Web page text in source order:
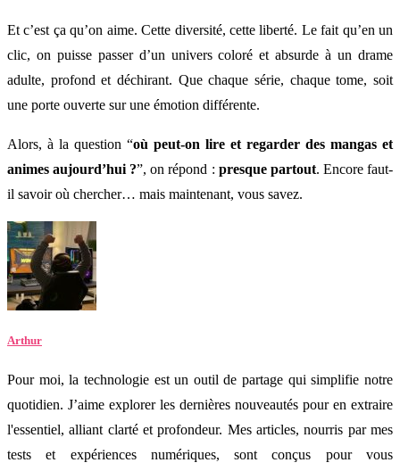
Et c’est ça qu’on aime. Cette diversité, cette liberté. Le fait qu’en un
clic, on puisse passer d’un univers coloré et absurde à un drame
adulte, profond et déchirant. Que chaque série, chaque tome, soit
une porte ouverte sur une émotion différente.
Alors, à la question “où peut-on lire et regarder des mangas et
animes aujourd’hui ?”, on répond : presque partout. Encore faut-
il savoir où chercher… mais maintenant, vous savez.
Arthur
Pour moi, la technologie est un outil de partage qui simplifie notre
quotidien. J’aime explorer les dernières nouveautés pour en extraire
l'essentiel, alliant clarté et profondeur. Mes articles, nourris par mes
tests et expériences numériques, sont conçus pour vous